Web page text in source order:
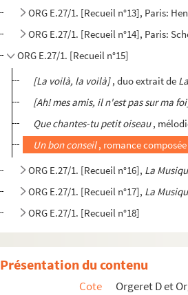
ORG E.27/1. [Recueil n°15]
[La voilà, la voilà], duo extrait de
[Ah! mes amis, il n'est pas sur ma
Que chantes-tu petit oiseau,
Un bon conseil, romance
ORG E.27/1. [Recueil n°16], La
ORG E.27/1. [Recueil n°17], La
ORG E.27/1. [Recueil n°18]
Présentation du contenu
Cote
Orgeret D et